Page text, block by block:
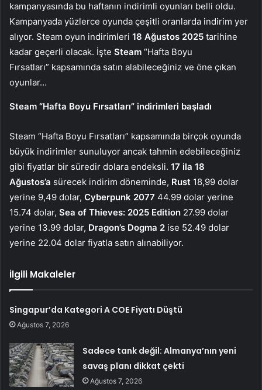
kampanyasında bu haftanın indirimli oyunları belli oldu.
Kampanyada yüzlerce oyunda çeşitli oranlarda indirim yer
alıyor. Steam oyun indirimleri 18 Ağustos 2025 tarihine
kadar geçerli olacak. İşte Steam “Hafta Boyu
Fırsatları” kapsamında satın alabileceğiniz ve öne çıkan
oyunlar…
Steam “Hafta Boyu Fırsatları” indirimleri başladı
Steam “Hafta Boyu Fırsatları” kapsamında birçok oyunda
büyük indirimler sunuluyor ancak tahmin edebileceğiniz
gibi fiyatlar bir süredir dolara endeksli. 17 ila 18
Ağustos’a sürecek indirim döneminde, Rust 18,99 dolar
yerine 9,49 dolar, Cyberpunk 2077 44.99 dolar yerine
15.74 dolar, Sea of Thieves: 2025 Edition 27.99 dolar
yerine 13.99 dolar, Dragon’s Dogma 2 ise 52.49 dolar
yerine 22.04 dolar fiyatla satın alınabiliyor.
İlgili Makaleler
Singapur’da Kategori A COE Fiyatı Düştü
Ağustos 7, 2026
Sadece tank değil: Almanya’nın yeni
savaş planı dikkat çekti
Ağustos 7, 2026